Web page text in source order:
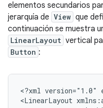
elementos secundarios
jerarquía de View que
continuación se muestra
LinearLayout vertical
Button :
<?xml version="1.0"
<LinearLayout